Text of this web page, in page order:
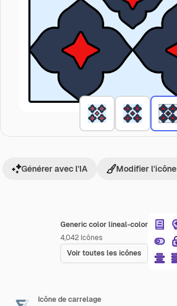
Generic color lineal-color
4,042 Icônes
Voir toutes les icônes
Générer avec l’IA Modifier l’icône
Icône de carrelage